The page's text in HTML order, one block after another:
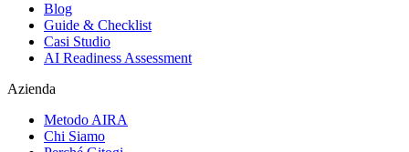
Blog
Guide & Checklist
Casi Studio
AI Readiness Assessment
Azienda
Metodo AIRA
Chi Siamo